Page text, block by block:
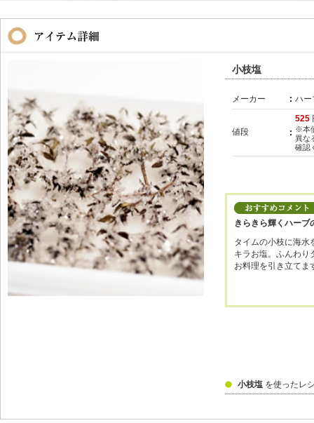
小枝塩
メーカー ハー
値段
525
※本
異な
確認
きらきら輝くハーブ
タイムの小枝に海水
キラお塩。ふんわり
お料理を引き立てま
小枝塩 を使ったレ